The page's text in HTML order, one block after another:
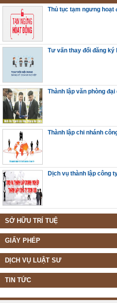
Thủ tục tạm ngưng hoạt
Tư vấn thay đổi đăng ký
Thành lập văn phòng
Thành lập chi nhánh
Dịch vụ thành lập công
SỞ HỮU TRÍ TUỆ
GIẤY PHÉP
DỊCH VỤ LUẬT SƯ
TIN TỨC